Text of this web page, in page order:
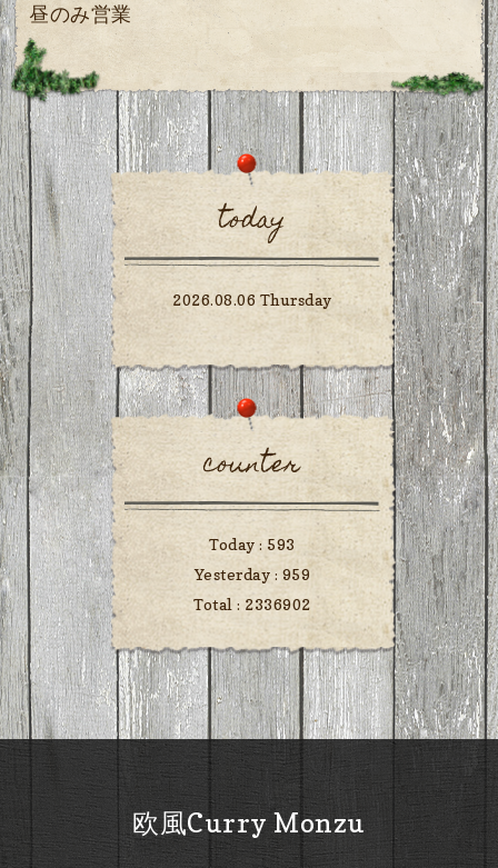
昼のみ営業
today
2026.08.06 Thursday
counter
Today : 593
Yesterday : 959
Total : 2336902
欧風Curry Monzu